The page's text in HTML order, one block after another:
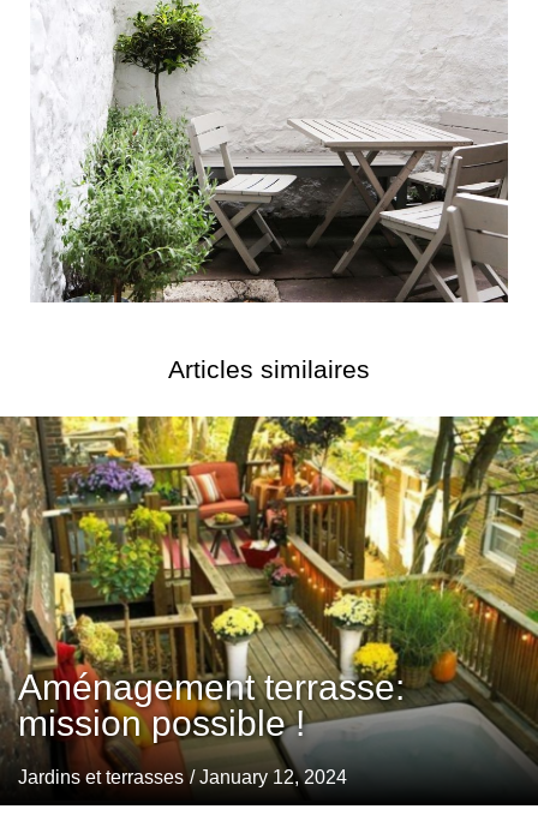
Articles similaires
Aménagement terrasse:
mission possible !
Jardins et terrasses / January 12, 2024